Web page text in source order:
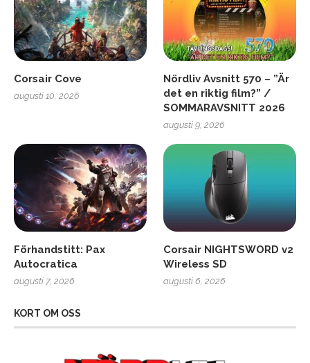
Corsair Cove
augusti 10, 2026
Nördliv Avsnitt 570 – ”Är
det en riktig film?” /
SOMMARAVSNITT 2026
augusti 9, 2026
Förhandstitt: Pax
Autocratica
augusti 7, 2026
Corsair NIGHTSWORD v2
Wireless SD
augusti 6, 2026
KORT OM OSS